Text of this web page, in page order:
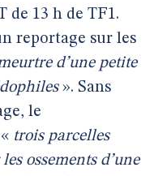
de 13 h de TF1.
reportage sur les
d’une petite
». Sans
le
trois parcelles
ossements d’une